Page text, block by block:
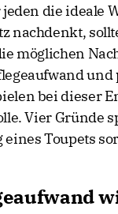
die ideale
nachdenkt,
möglichen
bei dieser
Vier Gründe
eines Toupets